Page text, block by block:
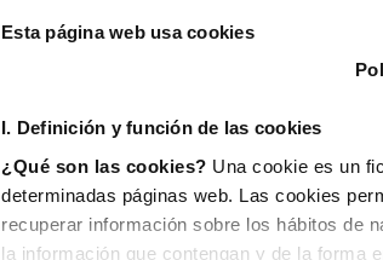
Esta página web usa cookies
I. Definición y función de las cookies
¿Qué son las cookies? Una cookie es un
determinadas páginas web. Las cookies
recuperar información sobre los hábitos de
la información que contengan y de la forma